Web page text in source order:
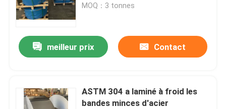
lovent le petit pain 0.2MM
MOQ：3 tonnes
meilleur prix Contact
ASTM 304 a laminé à froid les
bandes minces d'acier